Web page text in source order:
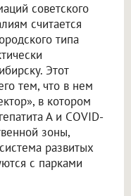
советского
считается
типа
Этот
тем, что в нем
в котором
А и COVID-
зоны,
развитых
с парками